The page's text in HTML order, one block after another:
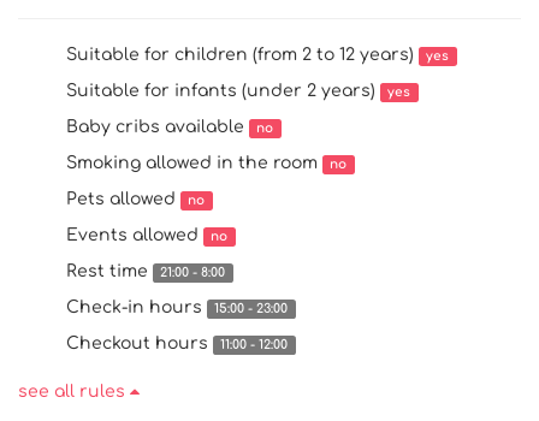
Suitable for children (from 2 to 12 years) yes
Suitable for infants (under 2 years) yes
Baby cribs available no
Smoking allowed in the room no
Pets allowed no
Events allowed no
Rest time 21:00 - 8:00
Check-in hours 15:00 - 23:00
Checkout hours 11:00 - 12:00
see all rules